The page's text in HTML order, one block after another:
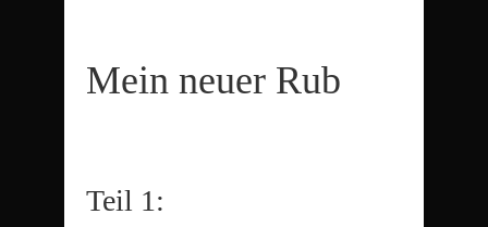
Mein neuer Rub
Teil 1: